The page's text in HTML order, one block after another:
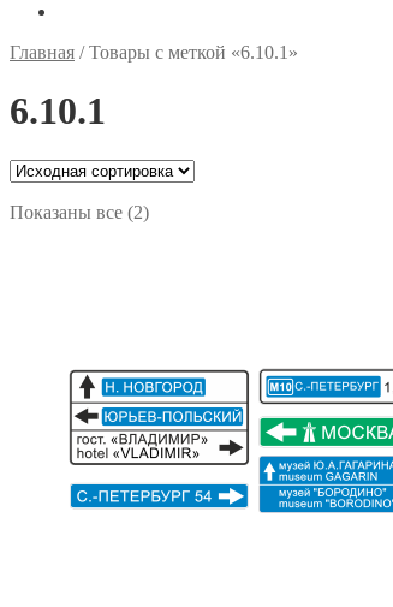
Главная /Товары с меткой «6.10.1»
6.10.1
Показаны все (2)